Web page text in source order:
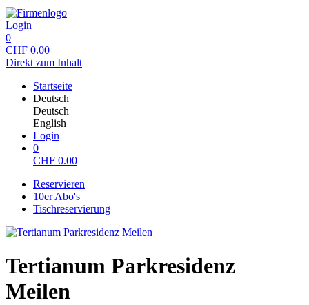
Login
0
CHF 0.00
Direkt zum Inhalt
Startseite
Deutsch
Deutsch
English
Login
0
CHF 0.00
Reservieren
10er Abo's
Tischreservierung
Tertianum Parkresidenz
Meilen